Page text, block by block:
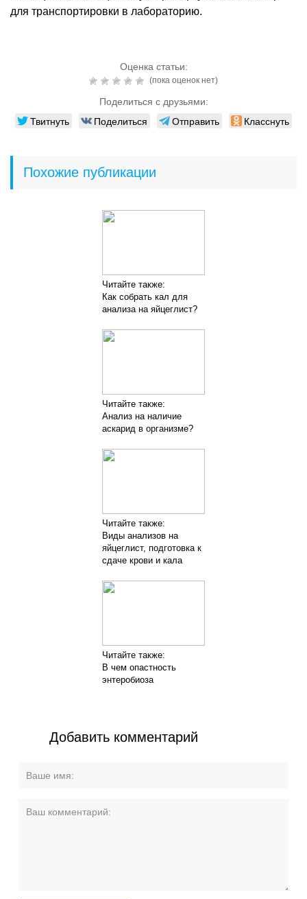
для транспортировки в лабораторию.
Оценка статьи:
(пока оценок нет)
Поделиться с друзьями:
Твитнуть Поделиться Отправить Класснуть
Похожие публикации
Читайте также:
Как собрать кал для
анализа на яйцеглист?
Читайте также:
Анализ на наличие
аскарид в организме?
Читайте также:
Виды анализов на
яйцеглист, подготовка к
сдаче крови и кала
Читайте также:
В чем опастность
энтеробиоза
Добавить комментарий